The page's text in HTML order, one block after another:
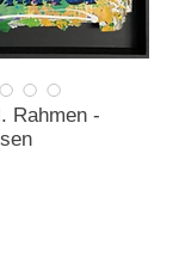
Rahmen -